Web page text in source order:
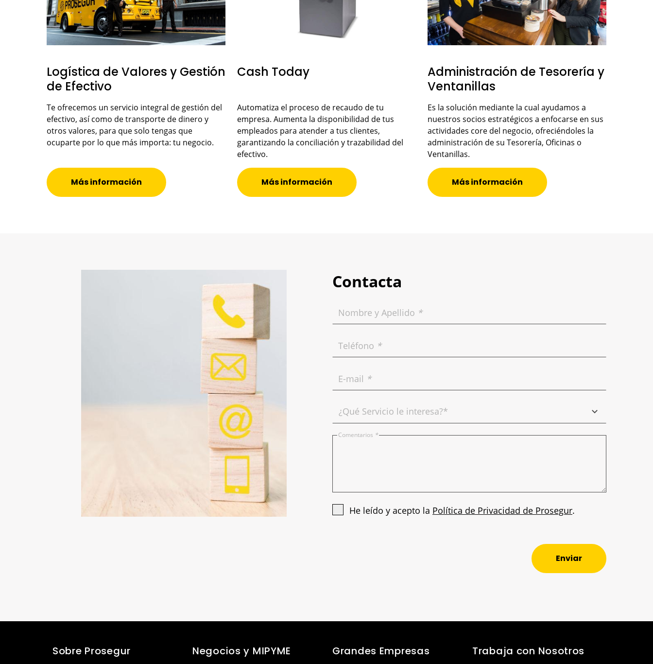
Logística de Valores y Gestión
de Efectivo
Te ofrecemos un servicio integral de gestión del
efectivo, así como de transporte de dinero y
otros valores, para que solo tengas que
ocuparte por lo que más importa: tu negocio.
Más información
Cash Today
Automatiza el proceso de recaudo de tu
empresa. Aumenta la disponibilidad de tus
empleados para atender a tus clientes,
garantizando la conciliación y trazabilidad del
efectivo.
Más información
Administración de Tesorería y
Ventanillas
Es la solución mediante la cual ayudamos a
nuestros socios estratégicos a enfocarse en sus
actividades core del negocio, ofreciéndoles la
administración de su Tesorería, Oficinas o
Ventanillas.
Más información
Contacta
Nombre y Apellido *
Teléfono *
E-mail *
Comentarios *
He leído y acepto la Política de Privacidad de Prosegur.
Enviar
Sobre Prosegur Negocios y MIPYME Grandes Empresas Trabaja con Nosotros